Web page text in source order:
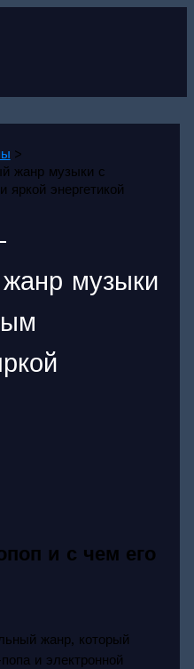
жанр музыки с
яркой энергетикой
музыки
и с чем его
жанр, который
и электронной